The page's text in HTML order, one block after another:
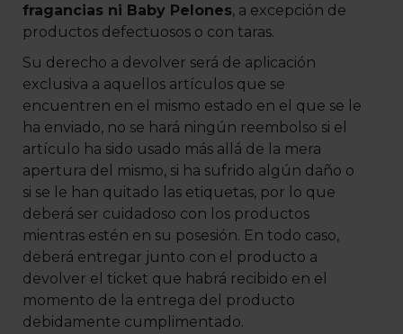
fragancias ni Baby Pelones, a excepción de
productos defectuosos o con taras.
Su derecho a devolver será de aplicación
exclusiva a aquellos artículos que se
encuentren en el mismo estado en el que se le
ha enviado, no se hará ningún reembolso si el
artículo ha sido usado más allá de la mera
apertura del mismo, si ha sufrido algún daño o
si se le han quitado las etiquetas, por lo que
deberá ser cuidadoso con los productos
mientras estén en su posesión. En todo caso,
deberá entregar junto con el producto a
devolver el ticket que habrá recibido en el
momento de la entrega del producto
debidamente cumplimentado.